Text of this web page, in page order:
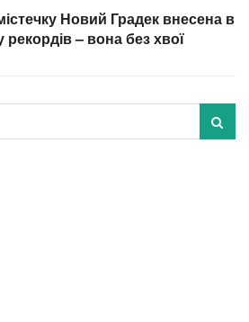
Новий Градек внесена в
рекордів – вона без хвої